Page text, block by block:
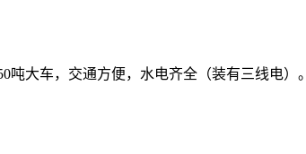
大车，交通方便，水电齐全（装有三线电）。